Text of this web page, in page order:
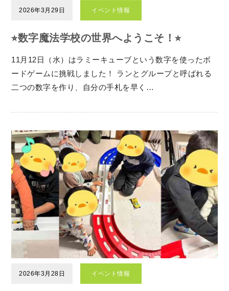
2026年3月29日 イベント情報
⭐︎数字魔法学校の世界へようこそ！⭐︎
11月12日（水）はラミーキューブという数字を使ったボ
ードゲームに挑戦しました！ ランとグループと呼ばれる
二つの数字を作り、自分の手札を早く…
2026年3月28日 イベント情報